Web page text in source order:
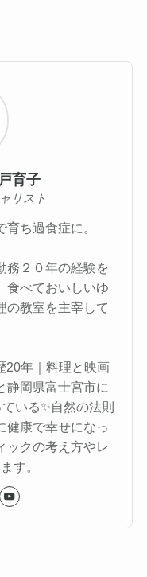
育子
リスト
ち過食症に。
務２０年の経験を
食べておいしいゆ
の教室を主宰して
20年｜料理と映画
静岡県富士宮市に
いる✨自然の法則
健康で幸せになっ
ックの考え方やレ
す。